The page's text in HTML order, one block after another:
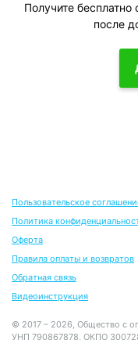
Получите бесплатно
после
Пользовательское
Политика
Оферта
Правила оплаты и возвратов
Обратная связь
Видеоинструкция
© 2017 – 2026, Общество с
УНП 790867878, ОКПО